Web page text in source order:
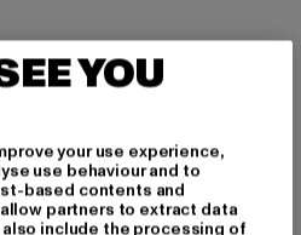
-10% YOU
your use experience,
use behaviour and to
based contents and
partners to extract data
include the processing of